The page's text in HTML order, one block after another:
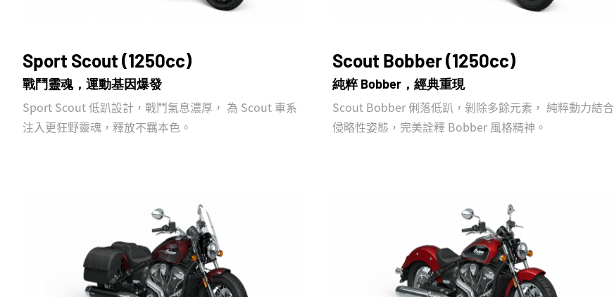
Sport Scout (1250cc)
戰鬥靈魂，運動基因爆發
Sport Scout 低趴設計，戰鬥氣息濃厚， 為 Scout 車系
注入更狂野靈魂，釋放不羈本色。
Scout Bobber (1250cc)
純粹 Bobber，經典重現
Scout Bobber 俐落低趴，剝除多餘元素， 純粹動力結合
侵略性姿態，完美詮釋 Bobber 風格精神。